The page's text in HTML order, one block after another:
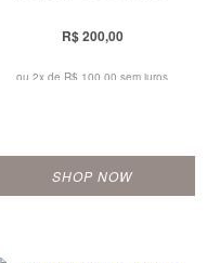
R$ 200,00
ou 2x de R$ 100,00 sem juros
SHOP NOW